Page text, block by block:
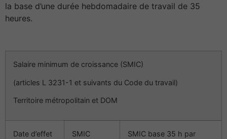
la base d’une durée hebdomadaire de travail de 35
heures.
Salaire minimum de croissance (SMIC)
(articles L 3231-1 et suivants du Code du travail)
Territoire métropolitain et DOM
Date d’effet
SMIC
SMIC base 35 h par